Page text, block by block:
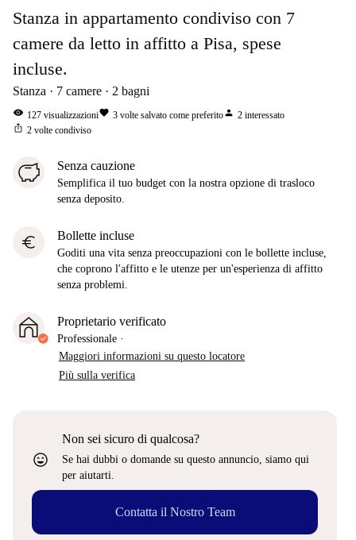
Stanza in appartamento condiviso con 7
camere da letto in affitto a Pisa, spese
incluse.
Stanza 7 camere 2 bagni
visibility 127 visualizzazionifavorite 3 volte salvato come preferitoperson 2 interessato
ios_share 2 volte condiviso
Senza cauzione
Semplifica il tuo budget con la nostra opzione di trasloco
senza deposito.
euro Bollette incluse
Goditi una vita senza preoccupazioni con le bollette incluse,
che coprono l'affitto e le utenze per un'esperienza di affitto
senza problemi.
Proprietario verificato
Professionale ·
Maggiori informazioni su questo locatore
Più sulla verifica
sentiment_very_satisfied
Non sei sicuro di qualcosa?
Se hai dubbi o domande su questo annuncio, siamo qui
per aiutarti.
Contatta il Nostro Team